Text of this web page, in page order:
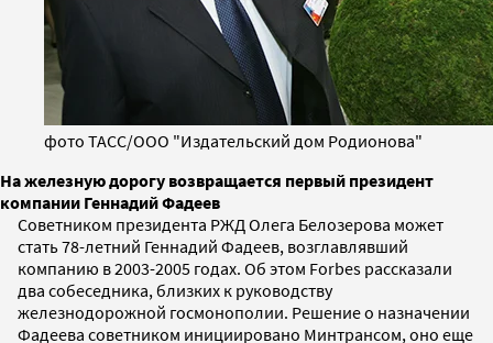
фото ТАСС/ООО "Издательский дом Родионова"
На железную дорогу возвращается первый президент
компании Геннадий Фадеев
Советником президента РЖД Олега Белозерова может
стать 78-летний Геннадий Фадеев, возглавлявший
компанию в 2003-2005 годах. Об этом Forbes рассказали
два собеседника, близких к руководству
железнодорожной госмонополии. Решение о назначении
Фадеева советником инициировано Минтрансом, оно еще